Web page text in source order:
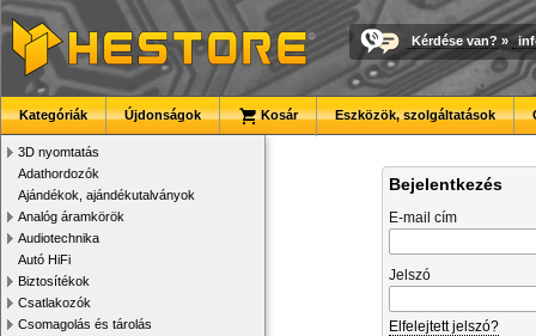
Kérdése van? »
Kategóriák Újdonságok Kosár Eszközök, szolgáltatások
3D nyomtatás
Adathordozók
Ajándékok, ajándékutalványok
Analóg áramkörök
Audiotechnika
Autó HiFi
Biztosítékok
Csatlakozók
Csomagolás és tárolás
Bejelentkezés
E-mail cím
Jelszó
Elfelejtett jelszó?